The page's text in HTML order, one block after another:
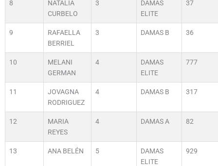
8
NATALIA
CURBELO
3
DAMAS
ELITE
37
9
RAFAELLA
BERRIEL
3 DAMAS B 36
10
MELANI
GERMAN
4
DAMAS
ELITE
777
11
JOVAGNA
RODRIGUEZ
4 DAMAS B 317
12
MARIA
REYES
4 DAMAS A 82
13 ANA BELÉN 5
DAMAS
ELITE
929